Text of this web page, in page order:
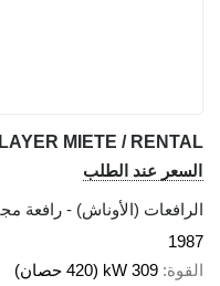
السعر عند الطلب
الرافعات (الأوناش) - رافعة
1987
القوة 309 kW (420 حصان)